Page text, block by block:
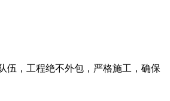
伍，工程绝不外包，严格施工，确保